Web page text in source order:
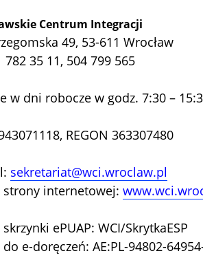
Centrum Integracji
49, 53-611 Wrocław
782 35 11, 504 799 565
w dni robocze w godz. 7:30 –
REGON 363307480
sekretariat@wci.wroclaw.pl
strony internetowej:
ePUAP: WCI/SkrytkaESP
e-doręczeń: AE:PL-94802-